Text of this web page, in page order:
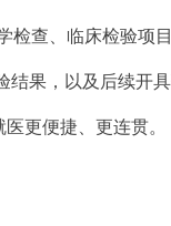
查、临床检验项
果，以及后续
更便捷、更连贯。